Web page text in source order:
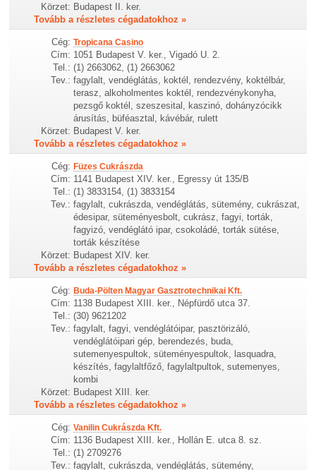
Körzet: Budapest II. ker.
Tovább a részletes cégadatokhoz »
Cég: Tropicana Casino
Cím: 1051 Budapest V. ker., Vigadó U. 2.
Tel.: (1) 2663062, (1) 2663062
Tev.: fagylalt, vendéglátás, koktél, rendezvény, koktélbár,
terasz, alkoholmentes koktél, rendezvénykonyha,
pezsgő koktél, szeszesital, kaszinó, dohányzócikk
árusítás, büféasztal, kávébár, rulett
Körzet: Budapest V. ker.
Tovább a részletes cégadatokhoz »
Cég: Füzes Cukrászda
Cím: 1141 Budapest XIV. ker., Egressy út 135/B
Tel.: (1) 3833154, (1) 3833154
Tev.: fagylalt, cukrászda, vendéglátás, sütemény, cukrászat,
édesipar, süteményesbolt, cukrász, fagyi, torták,
fagyizó, vendéglátó ipar, csokoládé, torták sütése,
torták készítése
Körzet: Budapest XIV. ker.
Tovább a részletes cégadatokhoz »
Cég: Buda-Pölten Magyar Gasztrotechnikai Kft.
Cím: 1138 Budapest XIII. ker., Népfürdő utca 37.
Tel.: (30) 9621202
Tev.: fagylalt, fagyi, vendéglátóipar, pasztörizáló,
vendéglátóipari gép, berendezés, buda,
sutemenyespultok, süteményespultok, lasquadra,
készítés, fagylaltfőző, fagylaltpultok, sutemenyes,
kombi
Körzet: Budapest XIII. ker.
Tovább a részletes cégadatokhoz »
Cég: Vanilin Cukrászda Kft.
Cím: 1136 Budapest XIII. ker., Hollán E. utca 8. sz.
Tel.: (1) 2709276
Tev.: fagylalt, cukrászda, vendéglátás, sütemény,